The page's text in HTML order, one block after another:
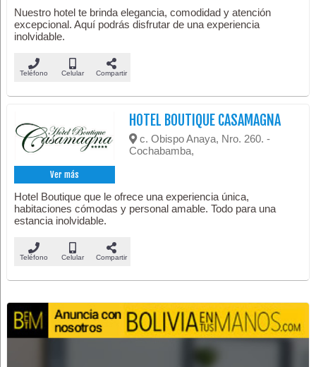
Nuestro hotel te brinda elegancia, comodidad y atención
excepcional. Aquí podrás disfrutar de una experiencia
inolvidable.
Teléfono Celular Compartir
Ver más
HOTEL BOUTIQUE CASAMAGNA
c. Obispo Anaya, Nro. 260. -
Cochabamba,
Hotel Boutique que le ofrece una experiencia única,
habitaciones cómodas y personal amable. Todo para una
estancia inolvidable.
Teléfono Celular Compartir